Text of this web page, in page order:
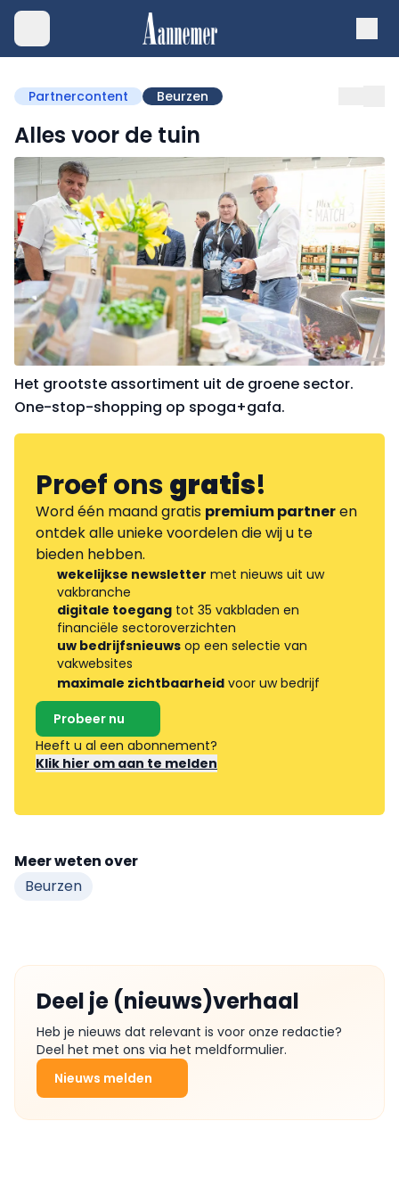
Partnercontent Beurzen
Alles voor de tuin
Het grootste assortiment uit de groene sector.
One-stop-shopping op spoga+gafa.
Proef onsgratis!
Word één maand gratis premium partneren
ontdek alle unieke voordelen die wij u te
bieden hebben.
wekelijkse newsletter met nieuws uit uw
vakbranche
digitale toegang tot 35 vakbladen en
financiële sectoroverzichten
uw bedrijfsnieuws op een selectie van
vakwebsites
maximale zichtbaarheid voor uw bedrijf
Probeer nu
Heeft u al een abonnement?
Klik hier om aan te melden
Meer weten over
Beurzen
Deel je (nieuws)verhaal
Heb je nieuws dat relevant is voor onze redactie?
Deel het met ons via het meldformulier.
Nieuws melden